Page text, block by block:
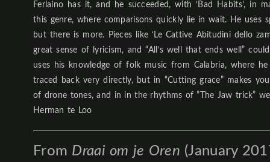
Ferlaino has it, and he succeeded, with ‘Bad Habits’, in
this genre, where comparisons quickly lie in wait. He uses
but there is more. Pieces like ‘Le Cattive Abitudini dello
great sense of lyricism, and “All’s well that ends well”
uses his knowledge of folk music from Calabria, where
traced back very directly, but in “Cutting grace” makes
of drone tones, and in in the rhythms of ”The Jaw trick”
Herman te Loo
From Draai om je Oren (January